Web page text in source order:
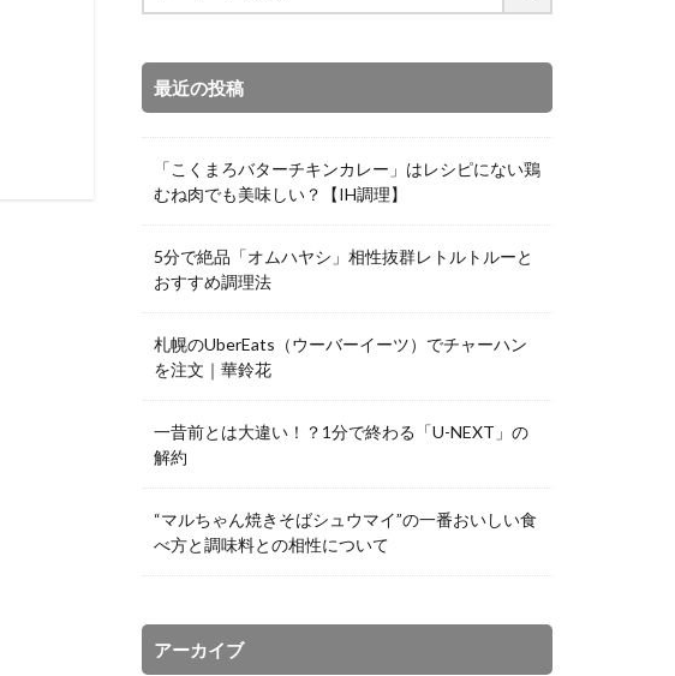
最近の投稿
「こくまろバターチキンカレー」はレシピにない鶏
むね肉でも美味しい？【IH調理】
5分で絶品「オムハヤシ」相性抜群レトルトルーと
おすすめ調理法
札幌のUberEats（ウーバーイーツ）でチャーハン
を注文｜華鈴花
一昔前とは大違い！？1分で終わる「U-NEXT」の
解約
“マルちゃん焼きそばシュウマイ”の一番おいしい食
べ方と調味料との相性について
アーカイブ